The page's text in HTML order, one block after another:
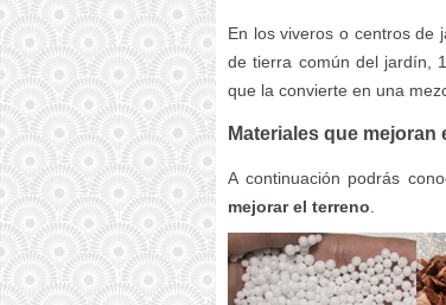
En los viveros o centros de
de tierra común del jardín,
que la convierte en una
Materiales que mejoran
A continuación podrás
mejorar el terreno